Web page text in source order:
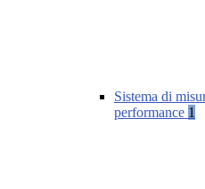
Sistema di
performance 1